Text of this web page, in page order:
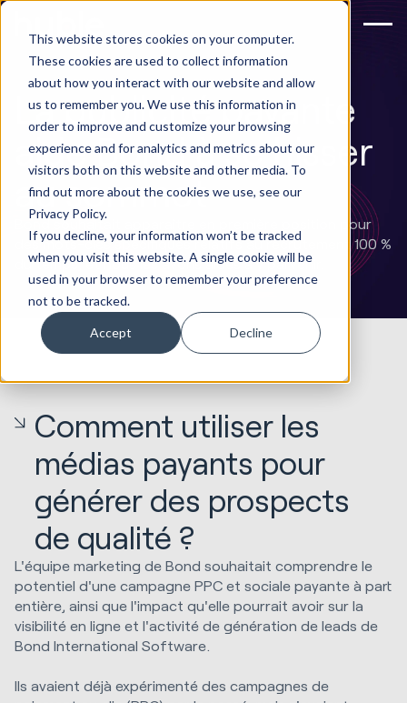
This website stores cookies on your computer.
These cookies are used to collect information
about how you interact with our website and allow
us to remember you. We use this information in
order to improve and customize your browsing
experience and for analytics and metrics about our
visitors both on this website and other media. To
find out more about the cookies we use, see our
Privacy Policy.
If you decline, your information won’t be tracked
when you visit this website. A single cookie will be
used in your browser to remember your preference
not to be tracked.
Accept Decline
La publicité payante
aide Bond à se hisser
au sommet
Bond souhaitait apparaître en première position pour
des mots-clés spécifiques relatifs au recrutement 100 %
du temps, et nous les avons aidés à y parvenir.
Comment utiliser les
médias payants pour
générer des prospects
de qualité ?
L'équipe marketing de Bond souhaitait comprendre le
potentiel d'une campagne PPC et sociale payante à part
entière, ainsi que l'impact qu'elle pourrait avoir sur la
visibilité en ligne et l'activité de génération de leads de
Bond International Software.
Ils avaient déjà expérimenté des campagnes de